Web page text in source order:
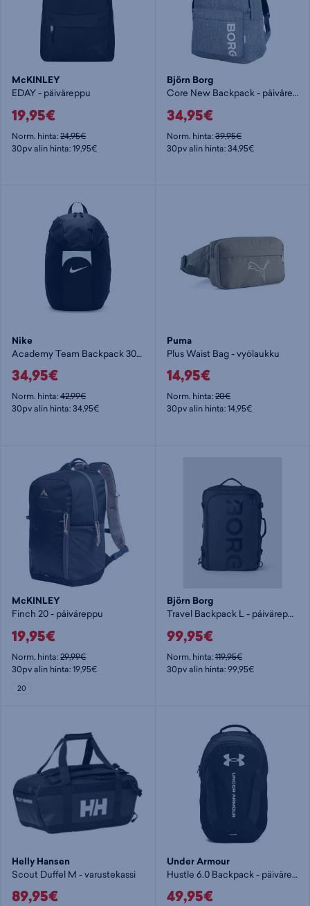
McKINLEY
EDAY - päiväreppu
19,95€
Norm. hinta:24,95€
30pv alin hinta: 19,95€
Björn Borg
Core New Backpack - päiväreppu
34,95€
Norm. hinta:39,95€
30pv alin hinta: 34,95€
Nike
Academy Team Backpack 30L - päiväreppu
34,95€
Norm. hinta:42,99€
30pv alin hinta: 34,95€
Puma
Plus Waist Bag - vyölaukku
14,95€
Norm. hinta:20€
30pv alin hinta: 14,95€
McKINLEY
Finch 20 - päiväreppu
19,95€
Norm. hinta:29,99€
30pv alin hinta: 19,95€
20
Björn Borg
Travel Backpack L - päiväreppu
99,95€
Norm. hinta:119,95€
30pv alin hinta: 99,95€
Helly Hansen
Scout Duffel M - varustekassi
89,95€
Under Armour
Hustle 6.0 Backpack - päiväreppu
49,95€